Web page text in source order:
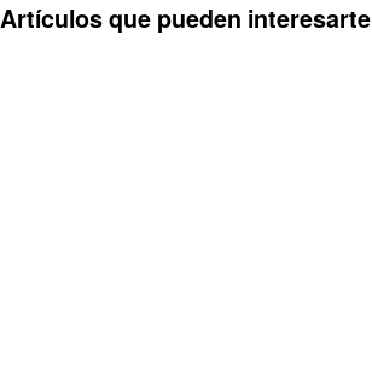
Artículos que pueden interesarte